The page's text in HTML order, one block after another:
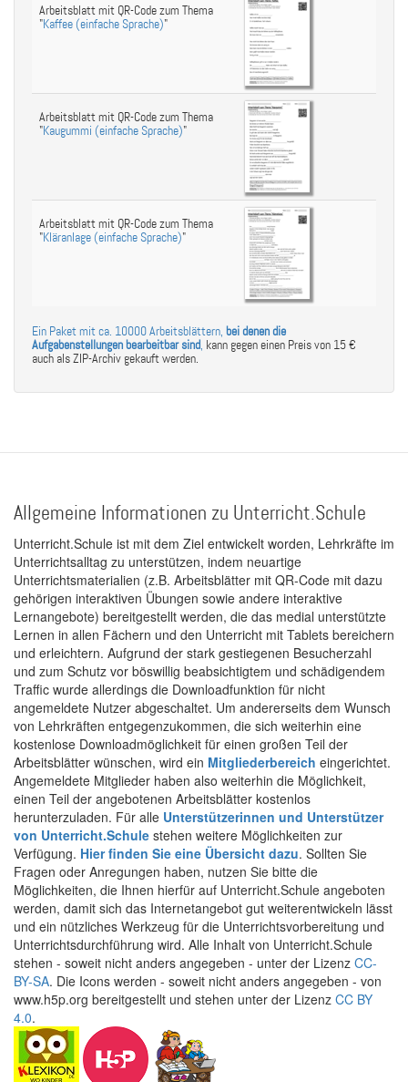
Arbeitsblatt mit QR-Code zum Thema
"Kaffee (einfache Sprache)"
Arbeitsblatt mit QR-Code zum Thema
"Kaugummi (einfache Sprache)"
Arbeitsblatt mit QR-Code zum Thema
"Kläranlage (einfache Sprache)"
Ein Paket mit ca. 10000 Arbeitsblättern, bei denen die
Aufgabenstellungen bearbeitbar sind, kann gegen einen Preis von 15 €
auch als ZIP-Archiv gekauft werden.
Allgemeine Informationen zu Unterricht.Schule
Unterricht.Schule ist mit dem Ziel entwickelt worden, Lehrkräfte im
Unterrichtsalltag zu unterstützen, indem neuartige
Unterrichtsmaterialien (z.B. Arbeitsblätter mit QR-Code mit dazu
gehörigen interaktiven Übungen sowie andere interaktive
Lernangebote) bereitgestellt werden, die das medial unterstützte
Lernen in allen Fächern und den Unterricht mit Tablets bereichern
und erleichtern. Aufgrund der stark gestiegenen Besucherzahl
und zum Schutz vor böswillig beabsichtigtem und schädigendem
Traffic wurde allerdings die Downloadfunktion für nicht
angemeldete Nutzer abgeschaltet. Um andererseits dem Wunsch
von Lehrkräften entgegenzukommen, die sich weiterhin eine
kostenlose Downloadmöglichkeit für einen großen Teil der
Arbeitsblätter wünschen, wird ein Mitgliederbereich eingerichtet.
Angemeldete Mitglieder haben also weiterhin die Möglichkeit,
einen Teil der angebotenen Arbeitsblätter kostenlos
herunterzuladen. Für alle Unterstützerinnen und Unterstützer
von Unterricht.Schule stehen weitere Möglichkeiten zur
Verfügung. Hier finden Sie eine Übersicht dazu. Sollten Sie
Fragen oder Anregungen haben, nutzen Sie bitte die
Möglichkeiten, die Ihnen hierfür auf Unterricht.Schule angeboten
werden, damit sich das Internetangebot gut weiterentwickeln lässt
und ein nützliches Werkzeug für die Unterrichtsvorbereitung und
Unterrichtsdurchführung wird. Alle Inhalt von Unterricht.Schule
stehen - soweit nicht anders angegeben - unter der Lizenz CC-
BY-SA. Die Icons werden - soweit nicht anders angegeben - von
www.h5p.org bereitgestellt und stehen unter der Lizenz CC BY
4.0.